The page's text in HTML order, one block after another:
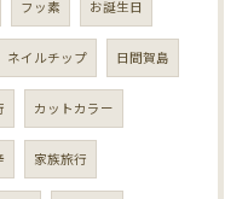
フッ素 お誕生日
ネイルチップ 日間賀島
カットカラー
家族旅行